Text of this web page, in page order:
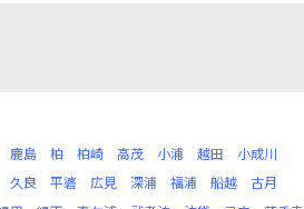
鹿島 柏 柏崎 高茂 小浦 越田
小成川
久良 平碆 広見 深浦 福浦 船越
古月